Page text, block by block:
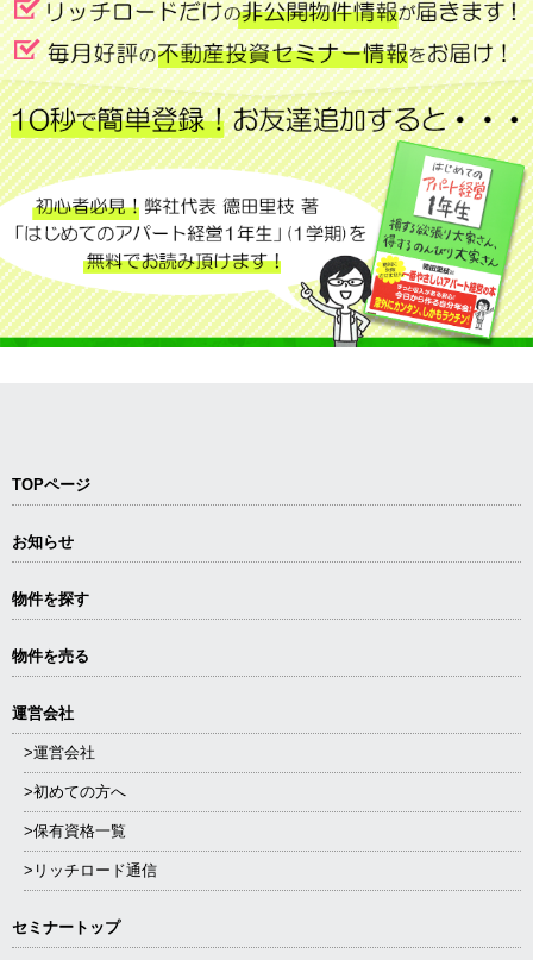
するため
また、会員登録をいただいたお客様の
個人情報は、上記に加え以下の目的で
利用します。
(1) 住所、氏名を、会報誌「リッチロ
ード通信」の送付のために利用します
(2) お客様の会員情報、入力していた
だいた個人情報を、各種お問い合わせ
（物件お問い合わせ、売却相談等）対
応のために利用します
なお、お客様からのお申出がありまし
定できない形式に加工した場合（サー
ど）
委託
ご入力いただいた情報をシステム上で
保管・管理するため、当社の選定基準
あります。その場合は予め当社基準に
TOPページ
お知らせ
物件を探す
物件を売る
運営会社
>運営会社
>初めての方へ
>保有資格一覧
>リッチロード通信
セミナートップ